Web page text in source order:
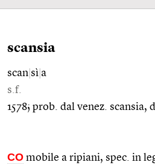
scansia
scan sì a
s.f.
1578; prob. dal venez. scansia,
CO mobile a ripiani, spec. in